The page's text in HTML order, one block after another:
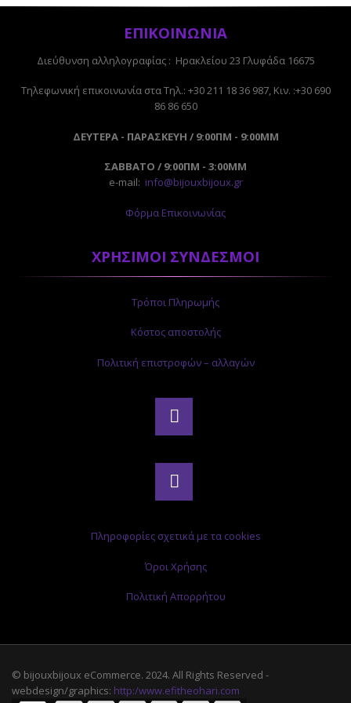
ΕΠΙΚΟΙΝΩΝΙΑ
Διεύθυνση αλληλογραφίας : Ηρακλείου 23 Γλυφάδα 16675
Tηλεφωνική επικοινωνία στα Τηλ.: +30 211 18 36 987, Κιν. :+30 690
86 86 650
ΔΕΥΤΕΡΑ - ΠΑΡΑΣΚΕΥΗ / 9:00ΠΜ - 9:00ΜΜ
ΣΑΒΒΑΤΟ / 9:00ΠΜ - 3:00ΜΜ
e-mail: info@bijouxbijoux.gr
Φόρμα Επικοινωνίας
ΧΡΗΣΙΜΟΙ ΣΥΝΔΕΣΜΟΙ
Τρόποι Πληρωμής
Κόστος αποστολής
Πολιτική επιστροφών – αλλαγών
Πληροφορίες σχετικά με τα cookies
Όροι Χρήσης
Πολιτική Απορρήτου
© bijouxbijoux eCommerce. 2024. All Rights Reserved -
webdesign/graphics: http:/www.efitheohari.com